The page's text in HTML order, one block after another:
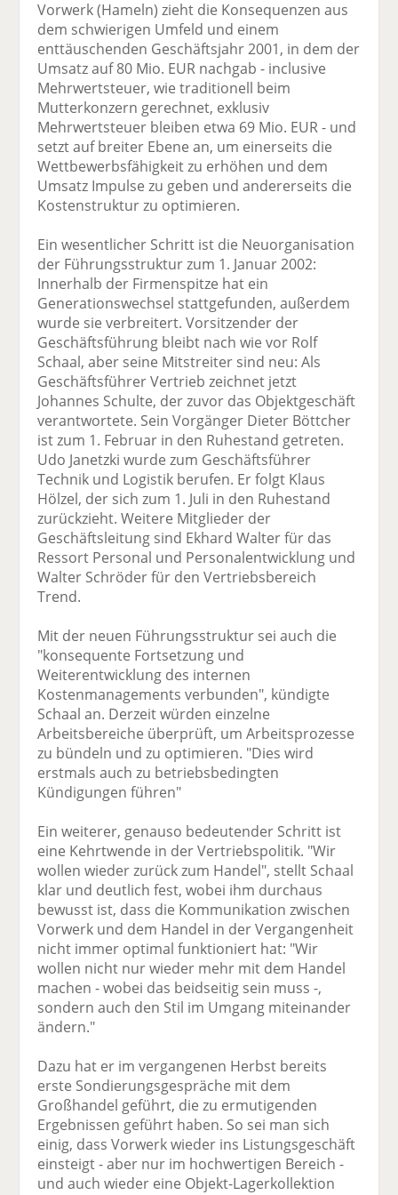
Vorwerk (Hameln) zieht die Konsequenzen aus
dem schwierigen Umfeld und einem
enttäuschenden Geschäftsjahr 2001, in dem der
Umsatz auf 80 Mio. EUR nachgab - inclusive
Mehrwertsteuer, wie traditionell beim
Mutterkonzern gerechnet, exklusiv
Mehrwertsteuer bleiben etwa 69 Mio. EUR - und
setzt auf breiter Ebene an, um einerseits die
Wettbewerbsfähigkeit zu erhöhen und dem
Umsatz Impulse zu geben und andererseits die
Kostenstruktur zu optimieren.
Ein wesentlicher Schritt ist die Neuorganisation
der Führungsstruktur zum 1. Januar 2002:
Innerhalb der Firmenspitze hat ein
Generationswechsel stattgefunden, außerdem
wurde sie verbreitert. Vorsitzender der
Geschäftsführung bleibt nach wie vor Rolf
Schaal, aber seine Mitstreiter sind neu: Als
Geschäftsführer Vertrieb zeichnet jetzt
Johannes Schulte, der zuvor das Objektgeschäft
verantwortete. Sein Vorgänger Dieter Böttcher
ist zum 1. Februar in den Ruhestand getreten.
Udo Janetzki wurde zum Geschäftsführer
Technik und Logistik berufen. Er folgt Klaus
Hölzel, der sich zum 1. Juli in den Ruhestand
zurückzieht. Weitere Mitglieder der
Geschäftsleitung sind Ekhard Walter für das
Ressort Personal und Personalentwicklung und
Walter Schröder für den Vertriebsbereich
Trend.
Mit der neuen Führungsstruktur sei auch die
"konsequente Fortsetzung und
Weiterentwicklung des internen
Kostenmanagements verbunden", kündigte
Schaal an. Derzeit würden einzelne
Arbeitsbereiche überprüft, um Arbeitsprozesse
zu bündeln und zu optimieren. "Dies wird
erstmals auch zu betriebsbedingten
Kündigungen führen"
Ein weiterer, genauso bedeutender Schritt ist
eine Kehrtwende in der Vertriebspolitik. "Wir
wollen wieder zurück zum Handel", stellt Schaal
klar und deutlich fest, wobei ihm durchaus
bewusst ist, dass die Kommunikation zwischen
Vorwerk und dem Handel in der Vergangenheit
nicht immer optimal funktioniert hat: "Wir
wollen nicht nur wieder mehr mit dem Handel
machen - wobei das beidseitig sein muss -,
sondern auch den Stil im Umgang miteinander
ändern."
Dazu hat er im vergangenen Herbst bereits
erste Sondierungsgespräche mit dem
Großhandel geführt, die zu ermutigenden
Ergebnissen geführt haben. So sei man sich
einig, dass Vorwerk wieder ins Listungsgeschäft
einsteigt - aber nur im hochwertigen Bereich -
und auch wieder eine Objekt-Lagerkollektion